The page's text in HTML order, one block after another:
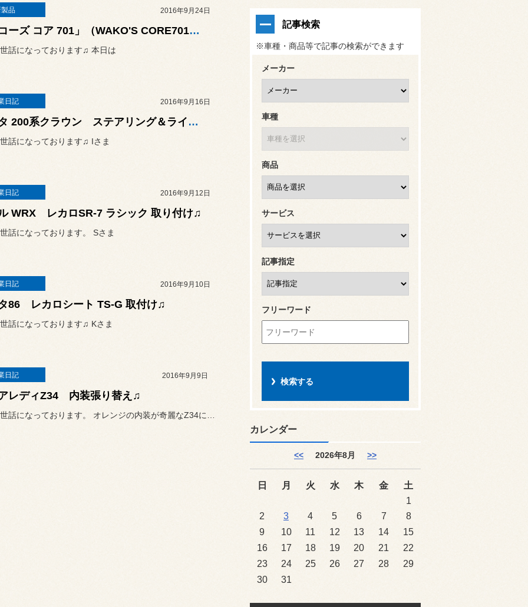
品 2016年9月24日
「ワコーズ コア 701」（WAKO'S CORE701）入荷でございます♫
話になっております♫ 本日は
日記 2016年9月16日
トヨタ 200系クラウン ステアリング＆ライセンス球交換♫
話になっております♫ Iさま
日記 2016年9月12日
WRX レカロSR-7 ラシック 取り付け♫
話になっております。 Sさま
日記 2016年9月10日
86 レカロシート TS-G 取付け♫
話になっております♫ Kさま
日記 2016年9月9日
レディZ34 内装張り替え♫
記事検索
※車種・商品等で記事の検索ができます
メーカー
車種
商品
サービス
記事指定
フリーワード
カレンダー
<< 2026年8月 >>
日 月 火 水 木 金
土
1
2
3 4 5 6 7
8
9
10 11 12 13 14
15
16
17 18 19 20 21
22
23
24 25 26 27 28
29
30
31